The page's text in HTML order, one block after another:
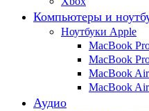
Компьютеры и
Ноутбуки Apple
MacBook
MacBook
MacBook
MacBook
Аудио